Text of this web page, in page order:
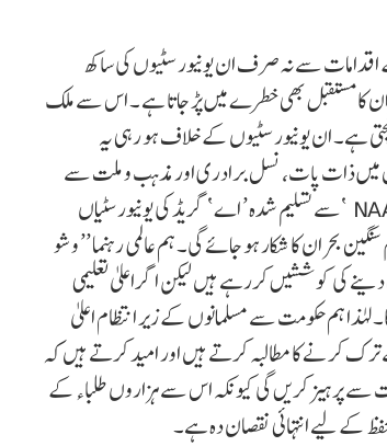
سے نہ صرف ان یونیورسٹیوں کی ساکھ
کا مستقبل بھی خطرے میں پڑ جاتا ہے ۔ اس سے ملک
ہے۔ ان یونیورسٹیوں کے خلاف ہو رہی یہ
میں ذات پات، نسل برادری اور مذہب و ملت سے
قطع نظر سب کے ساتھ یکساںسلوک کی تاکید کی گئی ہے۔اگر اس طرح ’ NAAC ‘سے تسلیم شدہ ’ اے ‘ گریڈ کی یونیورسٹیاں
بحران کا شکار ہو جائے گی۔ ہم عالمی رہنما ’’ وشو
دینے کی کوششیں کررہے ہیں لیکن اگر اعلیٰ تعلیمی
لہٰذا ہم حکومت سے مسلمانوں کے زیر انتظام اعلیٰ
کرنے کا مطالبہ کرتے ہیں اور امید کرتے ہیں کہ
سے پرہیز کریں گی کیونکہ اس سے ہزاروں طلباء کے
کے لیے انتہائی نقصان دہ ہے۔